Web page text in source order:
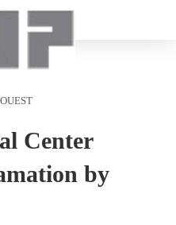
Center
by